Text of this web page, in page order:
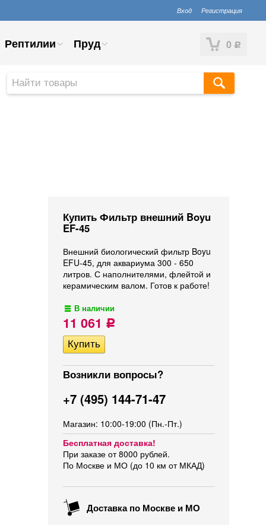
Вход Регистрация
0 Р
Рептилии Пруд
Купить Фильтр внешний Boyu
EF-45
Внешний биологический фильтр Boyu
EFU-45, для аквариума 300 - 650
литров. С наполнителями, флейтой и
керамическим валом. Готов к работе!
В наличии
11 061 Р
Возникли вопросы?
+7 (495) 144-71-47
Магазин: 10:00-19:00 (Пн.-Пт.)
Бесплатная доставка!
При заказе от 8000 рублей.
По Москве и МО (до 10 км от МКАД)
Доставка по Москве и МО